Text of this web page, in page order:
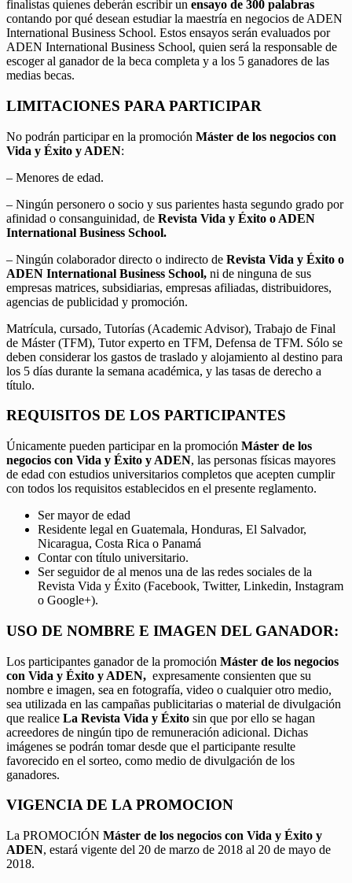
finalistas quienes deberán escribir un ensayo de 300 palabras
contando por qué desean estudiar la maestría en negocios de ADEN
International Business School. Estos ensayos serán evaluados por
ADEN International Business School, quien será la responsable de
escoger al ganador de la beca completa y a los 5 ganadores de las
medias becas.
LIMITACIONES PARA PARTICIPAR
No podrán participar en la promoción Máster de los negocios con
Vida y Éxito y ADEN:
– Menores de edad.
– Ningún personero o socio y sus parientes hasta segundo grado por
afinidad o consanguinidad, de Revista Vida y Éxito o ADEN
International Business School.
– Ningún colaborador directo o indirecto de Revista Vida y Éxito o
ADEN International Business School, ni de ninguna de sus
empresas matrices, subsidiarias, empresas afiliadas, distribuidores,
agencias de publicidad y promoción.
Matrícula, cursado, Tutorías (Academic Advisor), Trabajo de Final
de Máster (TFM), Tutor experto en TFM, Defensa de TFM. Sólo se
deben considerar los gastos de traslado y alojamiento al destino para
los 5 días durante la semana académica, y las tasas de derecho a
título.
REQUISITOS DE LOS PARTICIPANTES
Únicamente pueden participar en la promoción Máster de los
negocios con Vida y Éxito y ADEN, las personas físicas mayores
de edad con estudios universitarios completos que acepten cumplir
con todos los requisitos establecidos en el presente reglamento.
Ser mayor de edad
Residente legal en Guatemala, Honduras, El Salvador,
Nicaragua, Costa Rica o Panamá
Contar con título universitario.
Ser seguidor de al menos una de las redes sociales de la
Revista Vida y Éxito (Facebook, Twitter, Linkedin, Instagram
o Google+).
USO DE NOMBRE E IMAGEN DEL GANADOR:
Los participantes ganador de la promoción Máster de los negocios
con Vida y Éxito y ADEN, expresamente consienten que su
nombre e imagen, sea en fotografía, video o cualquier otro medio,
sea utilizada en las campañas publicitarias o material de divulgación
que realice La Revista Vida y Éxito sin que por ello se hagan
acreedores de ningún tipo de remuneración adicional. Dichas
imágenes se podrán tomar desde que el participante resulte
favorecido en el sorteo, como medio de divulgación de los
ganadores.
VIGENCIA DE LA PROMOCION
La PROMOCIÓN Máster de los negocios con Vida y Éxito y
ADEN, estará vigente del 20 de marzo de 2018 al 20 de mayo de
2018.